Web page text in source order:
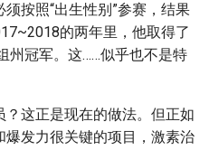
按照“出生性别”参赛，结果
的两年里，他取得了
州冠军。这……似乎也不是特
这正是现在的做法。但正如
发力很关键的项目，激素治